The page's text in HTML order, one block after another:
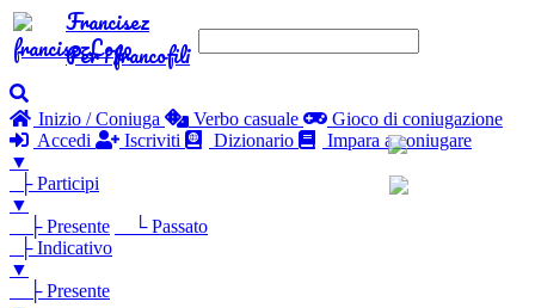
Francisez
Per i francofili
Inizio / Coniuga Verbo casuale
Gioco di coniugazione
Accedi
Iscriviti Dizionario
Impara a coniugare
▼
├ Participi
▼
├ Presente
└ Passato
├ Indicativo
▼
├ Presente